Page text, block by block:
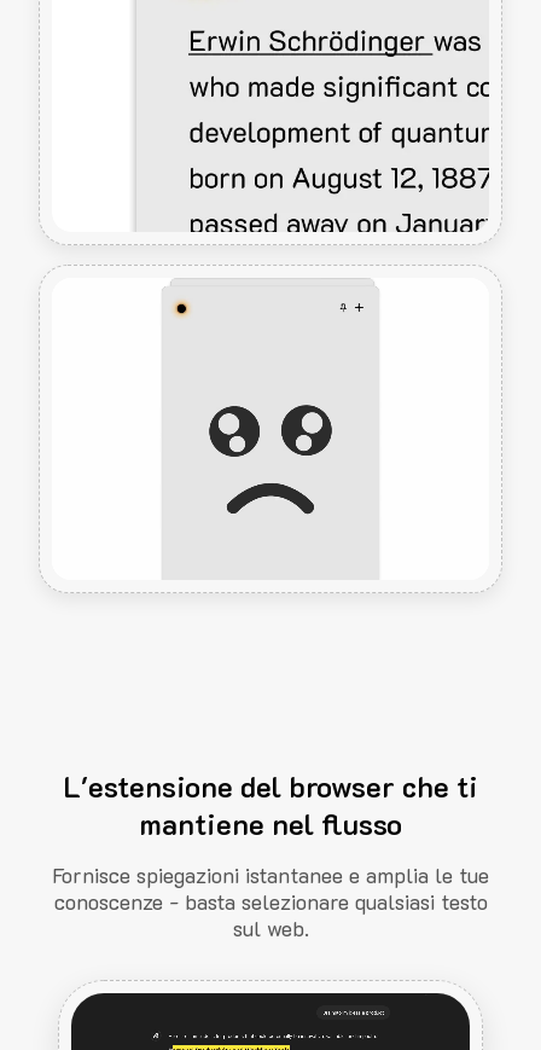
L'estensione del browser che ti
mantiene nel flusso
Fornisce spiegazioni istantanee e amplia le tue
conoscenze - basta selezionare qualsiasi testo
sul web.